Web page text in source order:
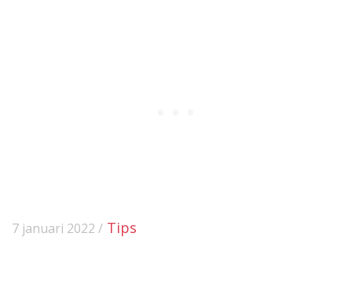
7 januari 2022 / Tips